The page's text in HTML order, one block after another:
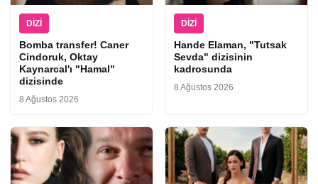
DIZI
Bomba transfer! Caner
Cindoruk, Oktay
Kaynarcal'ı "Hamal"
dizisinde
8 Ağustos 2026
DIZI
Hande Elaman, "Tutsak
Sevda" dizisinin
kadrosunda
8 Ağustos 2026